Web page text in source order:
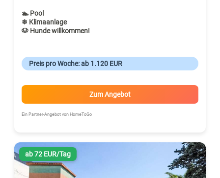
🏊 Pool
❄ Klimaanlage
🐶 Hunde willkommen!
Preis pro Woche: ab 1.120 EUR
Zum Angebot
Ein Partner-Angebot von HomeToGo
ab 72 EUR/Tag